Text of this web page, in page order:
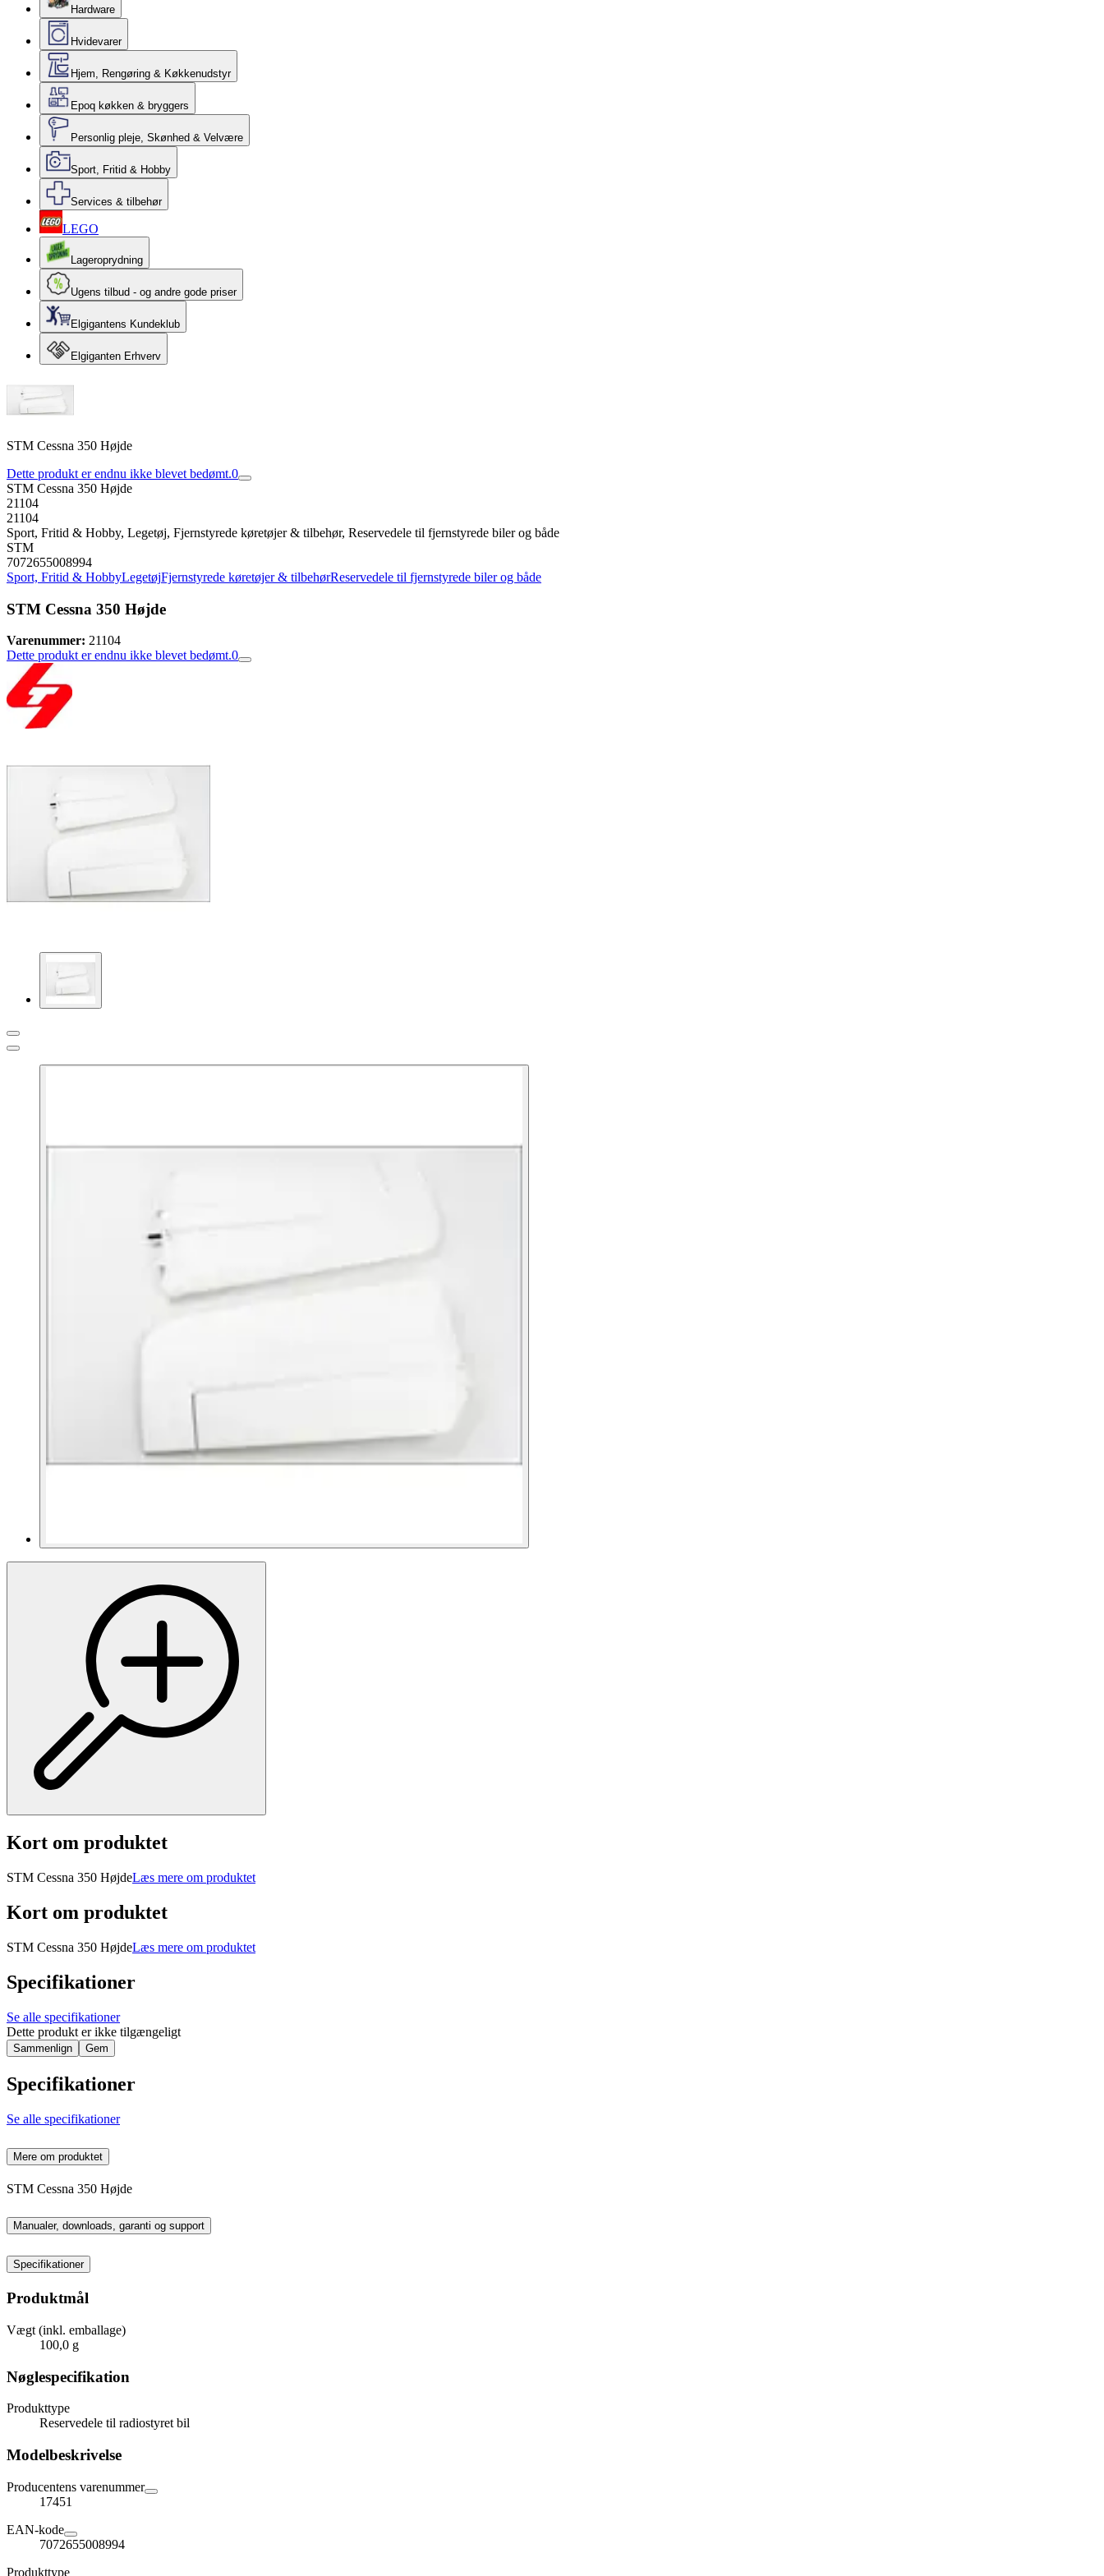
Hardware
Hvidevarer
Hjem, Rengøring & Køkkenudstyr
Epoq køkken & bryggers
Personlig pleje, Skønhed & Velvære
Sport, Fritid & Hobby
Services & tilbehør
LEGO
Lageroprydning
Ugens tilbud - og andre gode priser
Elgigantens Kundeklub
Elgiganten Erhverv
STM Cessna 350 Højde
Dette produkt er endnu ikke blevet bedømt.0
STM Cessna 350 Højde
21104
21104
Sport, Fritid & Hobby, Legetøj, Fjernstyrede køretøjer & tilbehør, Reservedele til fjernstyrede biler og både
STM
7072655008994
Sport, Fritid & HobbyLegetøjFjernstyrede køretøjer & tilbehørReservedele til fjernstyrede biler og både
STM Cessna 350 Højde
Varenummer: 21104
Dette produkt er endnu ikke blevet bedømt.0
Kort om produktet
STM Cessna 350 HøjdeLæs mere om produktet
Kort om produktet
STM Cessna 350 HøjdeLæs mere om produktet
Specifikationer
Se alle specifikationer
Dette produkt er ikke tilgængeligt
Sammenlign Gem
Specifikationer
Se alle specifikationer
Mere om produktet
STM Cessna 350 Højde
Manualer, downloads, garanti og support
Specifikationer
Produktmål
Vægt (inkl. emballage)
100,0 g
Nøglespecifikation
Produkttype
Reservedele til radiostyret bil
Modelbeskrivelse
Producentens varenummer
17451
EAN-kode
7072655008994
Produkttype